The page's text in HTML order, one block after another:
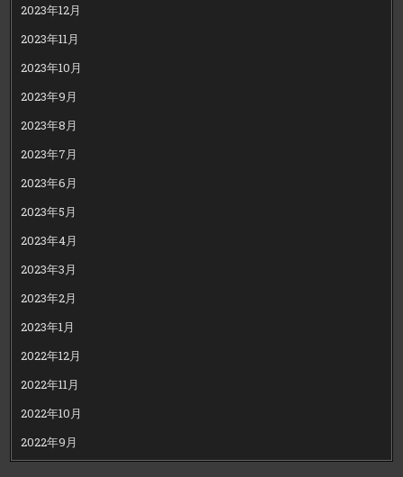
2023年12月
2023年11月
2023年10月
2023年9月
2023年8月
2023年7月
2023年6月
2023年5月
2023年4月
2023年3月
2023年2月
2023年1月
2022年12月
2022年11月
2022年10月
2022年9月